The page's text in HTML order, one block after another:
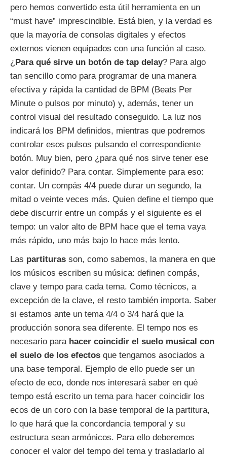
pero hemos convertido esta útil herramienta en un
“must have” imprescindible. Está bien, y la verdad es
que la mayoría de consolas digitales y efectos
externos vienen equipados con una función al caso.
¿ Para qué sirve un botón de tap delay? Para algo
tan sencillo como para programar de una manera
efectiva y rápida la cantidad de BPM (Beats Per
Minute o pulsos por minuto) y, además, tener un
control visual del resultado conseguido. La luz nos
indicará los BPM definidos, mientras que podremos
controlar esos pulsos pulsando el correspondiente
botón. Muy bien, pero ¿para qué nos sirve tener ese
valor definido? Para contar. Simplemente para eso:
contar. Un compás 4/4 puede durar un segundo, la
mitad o veinte veces más. Quien define el tiempo que
debe discurrir entre un compás y el siguiente es el
tempo: un valor alto de BPM hace que el tema vaya
más rápido, uno más bajo lo hace más lento.
Las partituras son, como sabemos, la manera en que
los músicos escriben su música: definen compás,
clave y tempo para cada tema. Como técnicos, a
excepción de la clave, el resto también importa. Saber
si estamos ante un tema 4/4 o 3/4 hará que la
producción sonora sea diferente. El tempo nos es
necesario para hacer coincidir el suelo musical con
el suelo de los efectos que tengamos asociados a
una base temporal. Ejemplo de ello puede ser un
efecto de eco, donde nos interesará saber en qué
tempo está escrito un tema para hacer coincidir los
ecos de un coro con la base temporal de la partitura,
lo que hará que la concordancia temporal y su
estructura sean armónicos. Para ello deberemos
conocer el valor del tempo del tema y trasladarlo al